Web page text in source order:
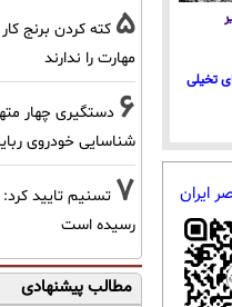
تخیلی
ایران
5 کته کردن برنج
مهارت را ندارند
6 دستگیری چهار
شناسایی خودروی
7 تسنیم تایید
رسیده است
مطالب پیشنهادی